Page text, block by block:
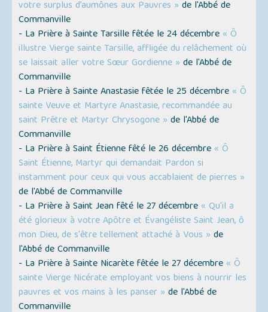
votre surplus d’aumônes aux Pauvres » de l'Abbé de
Commanville
- La Prière à Sainte Tarsille fêtée le 24 décembre « Ô
illustre Vierge sainte Tarsille, affligée du relâchement où
se laissait aller votre Sœur Gordienne » de l'Abbé de
Commanville
- La Prière à Sainte Anastasie fêtée le 25 décembre « Ô
sainte Veuve et Martyre Anastasie, recommandée au
saint Prêtre et Martyr Chrysogone » de l'Abbé de
Commanville
- La Prière à Saint Étienne fêté le 26 décembre « Ô
Saint Étienne, Martyr qui demandait Pardon si
instamment pour ceux qui vous accablaient de pierres »
de l'Abbé de Commanville
- La Prière à Saint Jean fêté le 27 décembre « Qu'il a
été glorieux à votre Apôtre et Évangéliste Saint Jean, ô
mon Dieu, de s'être tellement attaché à Vous » de
l'Abbé de Commanville
- La Prière à Sainte Nicarète fêtée le 27 décembre « Ô
sainte Vierge Nicérate employant vos biens à nourrir les
pauvres et vos mains à les panser » de l'Abbé de
Commanville